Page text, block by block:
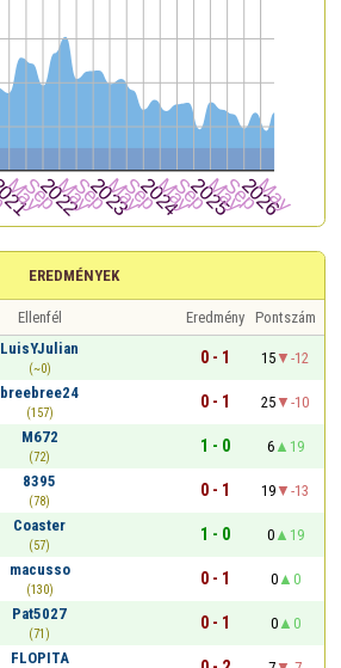
EREDMÉNYEK
Ellenfél Eredmény Pontszám
LuisYJulian
(~0)
0 - 1 15
-12
breebree24
(157)
0 - 1 25
-10
M672
(72)
1 - 0 6
19
8395
(78)
0 - 1 19
-13
Coaster
(57)
1 - 0 0
19
macusso
(130)
0 - 1 0
0
Pat5027
(71)
0 - 1 0
0
FLOPITA